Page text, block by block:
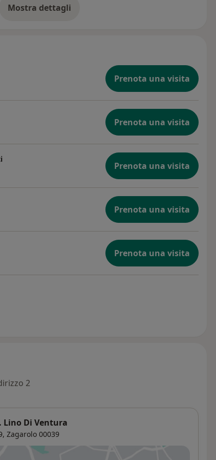
Mostra dettagli
sull'esperienza
Prenota una visita
Prenota una visita
Prenota una visita
Prenota una visita
Prenota una visita
2
Lino Di Ventura
Zagarolo 00039